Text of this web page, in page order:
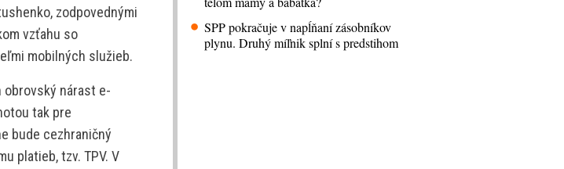
zodpovednými
vzťahu so
mobilných služieb.
obrovský nárast e-
tak pre
bude cezhraničný
platieb, tzv. TPV. V
SPP pokračuje v napĺňaní zásobníkov
plynu. Druhý míľnik splní s predstihom